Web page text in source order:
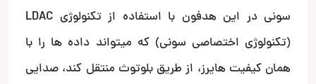
سونی در این هدفون با استفاده از تکنولوژی LDAC
(تکنولوژی اختصاصی سونی) که میتواند داده ها را با
همان کیفیت های­رز، از طریق بلوتوث منتقل کند، صدایی